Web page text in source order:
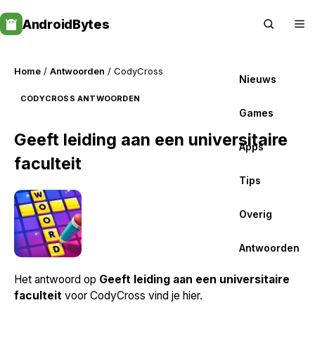
to
content
AndroidBytes
Nieuws
Games
Apps
Tips
Overig
Antwoorden
Home / Antwoorden / CodyCross
CODYCROSS ANTWOORDEN
Geeft leiding aan een universitaire
faculteit
Het antwoord op Geeft leiding aan een universitaire
faculteit voor CodyCross vind je hier.